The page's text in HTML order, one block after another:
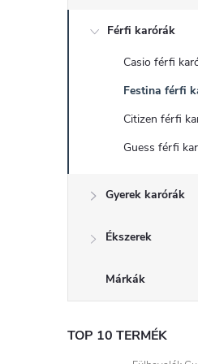
ó
n
e
Férfi karórák
Casio férfi
Festina férfi
Citizen férfi
Guess férfi
Gyerek karórák
Ékszerek
Márkák
TOP 10 TERMÉK